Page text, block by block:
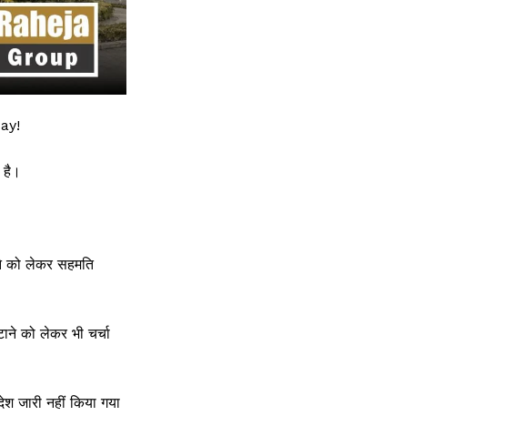
है।
को लेकर सहमति
को लेकर भी चर्चा
जारी नहीं किया गया